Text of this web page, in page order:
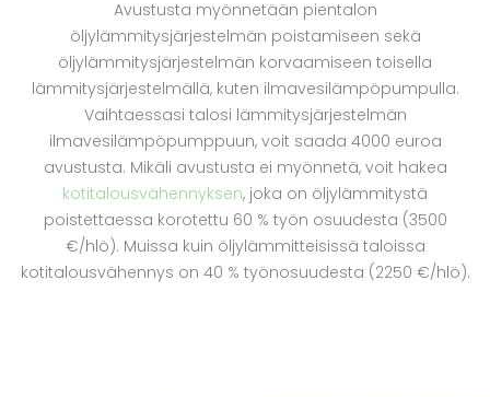
Avustusta myönnetään pientalon
öljylämmitysjärjestelmän poistamiseen sekä
öljylämmitysjärjestelmän korvaamiseen toisella
lämmitysjärjestelmällä, kuten ilmavesilämpöpumpulla.
Vaihtaessasi talosi lämmitysjärjestelmän
ilmavesilämpöpumppuun, voit saada 4000 euroa
avustusta. Mikäli avustusta ei myönnetä, voit hakea
kotitalousvähennyksen, joka on öljylämmitystä
poistettaessa korotettu 60 % työn osuudesta (3500
€/hlö). Muissa kuin öljylämmitteisissä taloissa
kotitalousvähennys on 40 % työnosuudesta (2250 €/hlö).